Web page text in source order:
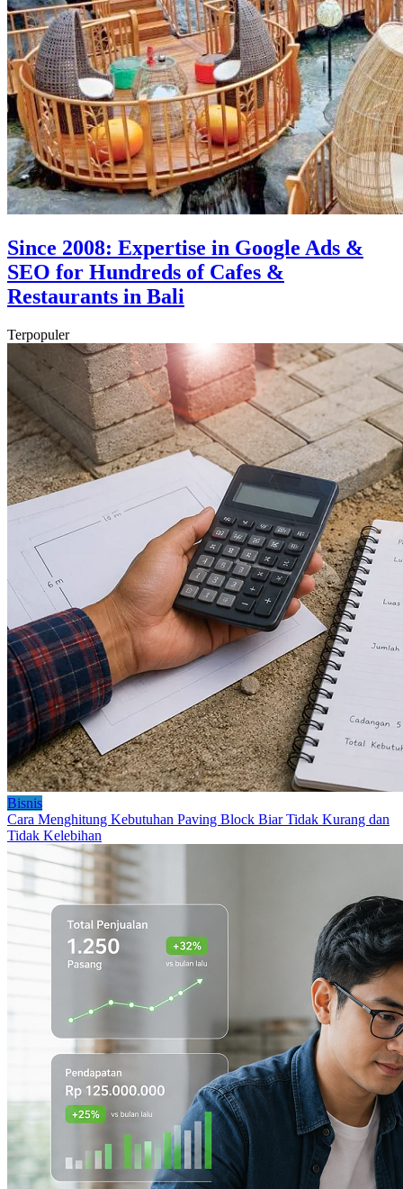
Since 2008: Expertise in Google Ads &
SEO for Hundreds of Cafes &
Restaurants in Bali
Terpopuler
Bisnis
Cara Menghitung Kebutuhan Paving Block Biar Tidak Kurang dan
Tidak Kelebihan